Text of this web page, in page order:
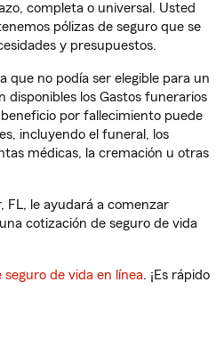
completa o universal. Usted
pólizas de seguro que se
y presupuestos.
que no podía ser elegible para un
disponibles los Gastos funerarios
por fallecimiento puede
incluyendo el funeral, los
médicas, la cremación u otras
FL, le ayudará a comenzar
cotización de seguro de vida
seguro de vida en línea. ¡Es rápido